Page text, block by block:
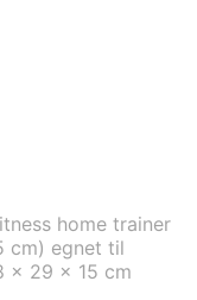
home trainer
cm) egnet til
x 29 x 15 cm